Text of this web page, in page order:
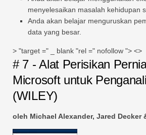
menyelesaikan masalah kehidupan
Anda akan belajar menguruskan
data yang besar.
> "target =" _ blank "rel =" nofollow "> <>
# 7 - Alat Perisikan
Microsoft untuk
(WILEY)
oleh Michael Alexander, Jared Decker